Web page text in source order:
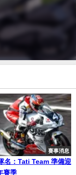
賽事消息
名：Tati Team 準備迎
賽季